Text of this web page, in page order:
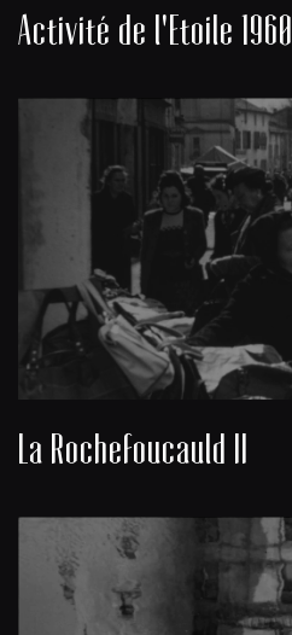
Activité de l'Etoile 1960
La Rochefoucauld II